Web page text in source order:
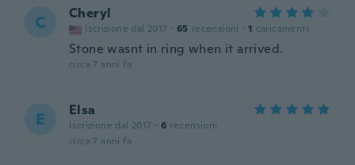
C Cheryl
Iscrizione dal 2017 · 65 recensioni · 1 caricamenti
Stone wasnt in ring when it arrived.
circa 7 anni fa
E Elsa
Iscrizione dal 2017 · 6 recensioni
circa 7 anni fa